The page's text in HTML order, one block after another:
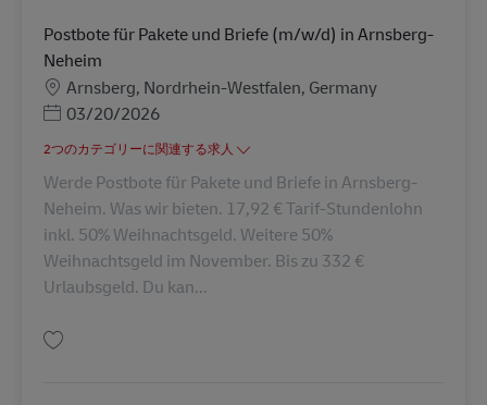
Postbote für Pakete und Briefe (m/w/d) in Arnsberg-
Neheim
勤務地
Arnsberg, Nordrhein-Westfalen, Germany
Posted Date
03/20/2026
2つのカテゴリーに関連する求人
Werde Postbote für Pakete und Briefe in Arnsberg-
Neheim. Was wir bieten. 17,92 € Tarif-Stundenlohn
inkl. 50% Weihnachtsgeld. Weitere 50%
Weihnachtsgeld im November. Bis zu 332 €
Urlaubsgeld. Du kan...